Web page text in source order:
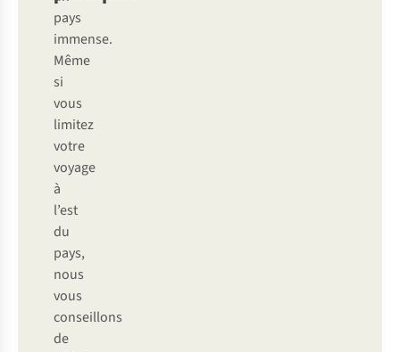
pays
immense.
Même
si
vous
limitez
votre
voyage
à
l’est
du
pays,
nous
vous
conseillons
de